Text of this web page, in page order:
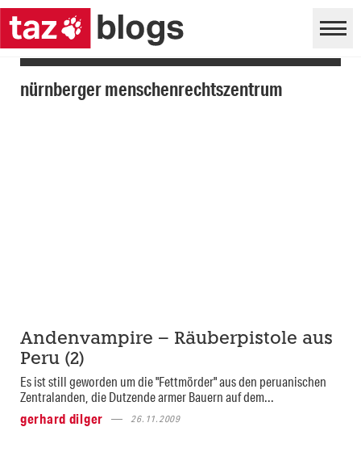
nürnberger menschenrechtszentrum
Andenvampire – Räuberpistole aus
Peru (2)
Es ist still geworden um die "Fettmörder" aus den peruanischen
Zentralanden, die Dutzende armer Bauern auf dem...
gerhard dilger
26.11.2009